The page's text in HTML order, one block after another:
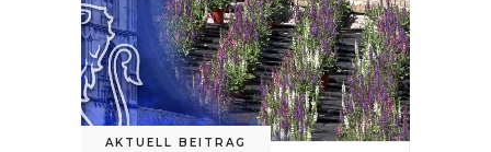
AKTUELL BEITRAG